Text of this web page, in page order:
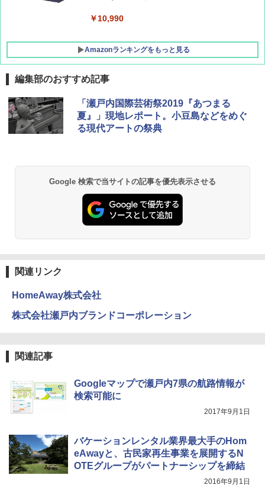
￥10,990
Amazonランキングをもっと見る
BUNDOK(バンドック)ソロ ドーム 1 EX BDK
-08EX カーキ ソロキャンプ ポリエステル フ
レーム テント
026リニューアル 急速冷凍 空間倍増 衛生的
コンパクト 保冷力長持ち
￥2,980
￥6,459
付き ヒグマ・イノシシ対策 自治体・教育機
関の購入実績 登山・キャンプ・アウトドア・
防災用品 長期保存可能 緊急時用 日本国内発
ポインターライト 強力 小型 緑色/赤色/青紫色
USB充電式 高精度 超長距離照射 長時間使用
可能 安全ロック付き 高安全性 金属製耐久 コ
編集部のおすすめ記事
「瀬戸内国際芸術祭2019『あつまる
夏』」現地レポート。小豆島などをめぐ
る現代アートの祭典
Google 検索で当サイトの記事を優先表示させる
関連リンク
HomeAway株式会社
株式会社瀬戸内ブランドコーポレーション
関連記事
Googleマップで瀬戸内7県の航路情報が
検索可能に
2017年9月1日
バケーションレンタル業界最大手のHom
eAwayと、古民家再生事業を展開するN
OTEグループがパートナーシップを締結
2016年9月1日